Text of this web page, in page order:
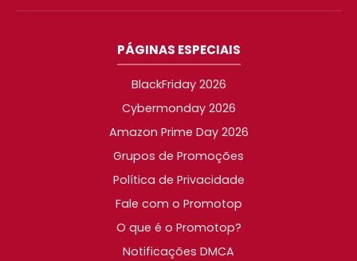
PÁGINAS ESPECIAIS
BlackFriday 2026
Cybermonday 2026
Amazon Prime Day 2026
Grupos de Promoções
Política de Privacidade
Fale com o Promotop
O que é o Promotop?
Notificações DMCA